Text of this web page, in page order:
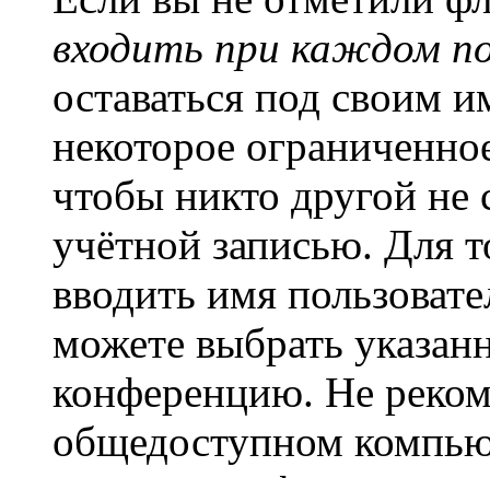
входить при каждом
оставаться под своим
некоторое
чтобы никто другой не
учётной записью. Для
вводить имя
можете выбрать
конференцию. Не
общедоступном